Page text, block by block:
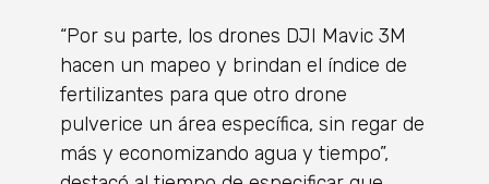
“Por su parte, los drones DJI Mavic 3M
hacen un mapeo y brindan el índice de
fertilizantes para que otro drone
pulverice un área específica, sin regar de
más y economizando agua y tiempo”,